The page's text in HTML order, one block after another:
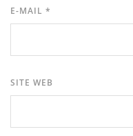
E-MAIL *
SITE WEB